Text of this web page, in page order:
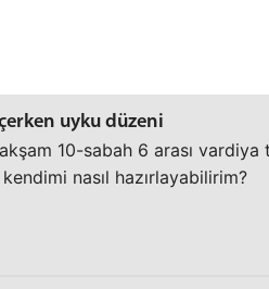
uyku düzeni
10-sabah 6 arası
nasıl hazırlayabilirim?